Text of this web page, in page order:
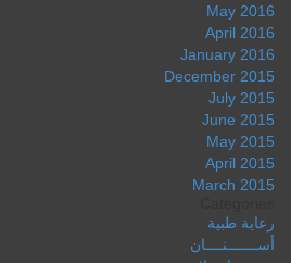
May 2016
April 2016
January 2016
December 2015
July 2015
June 2015
May 2015
April 2015
March 2015
رعاية طبية
أســـــــنــــان